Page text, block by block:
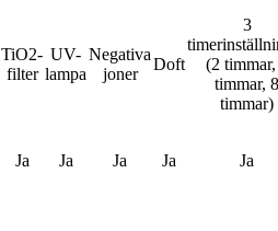
TiO2-
filter
UV-
lampa
Negativa
joner
Doft
3
(2
timmar, 8
timmar)
Ja Ja Ja Ja Ja